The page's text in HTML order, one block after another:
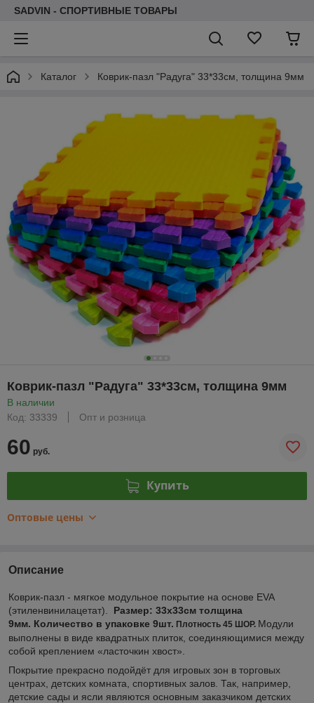
SADVIN - СПОРТИВНЫЕ ТОВАРЫ
Каталог Коврик-пазл "Радуга" 33*33см, толщина 9мм
Коврик-пазл "Радуга" 33*33см, толщина 9мм
В наличии
Код: 33339
Опт и розница
60 руб.
Купить
Оптовые цены
Описание
Коврик-пазл - мягкое модульное покрытие на основе EVA
(этиленвинилацетат). Размер: 33х33см толщина
9мм. Количество в упаковке 9шт. Плотность 45 ШОР. Модули
выполнены в виде квадратных плиток, соединяющимися между
собой креплением «ласточкин хвост».
Покрытие прекрасно подойдёт для игровых зон в торговых
центрах, детских комната, спортивных залов. Так, например,
детские сады и ясли являются основным заказчиком детских